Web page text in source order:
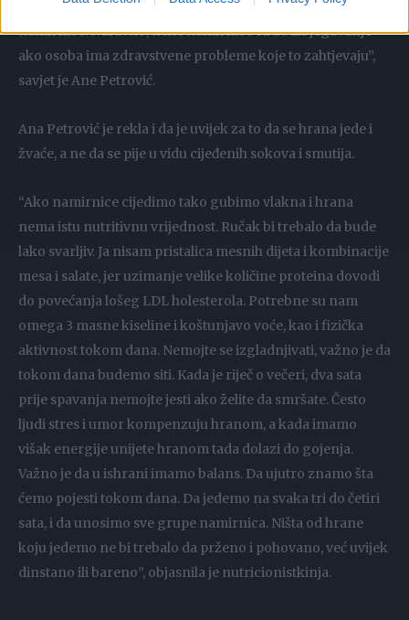
se može jesti ali umjereno i važno je pravilno kombinovati
namirnice. Naravno, neke namirnice su za izbjegavanje
ako osoba ima zdravstvene probleme koje to zahtjevaju”,
savjet je Ane Petrović.
Ana Petrović je rekla i da je uvijek za to da se hrana jede i
žvaće, a ne da se pije u vidu cijeđenih sokova i smutija.
“Ako namirnice cijedimo tako gubimo vlakna i hrana
nema istu nutritivnu vrijednost. Ručak bi trebalo da bude
lako svarljiv. Ja nisam pristalica mesnih dijeta i kombinacije
mesa i salate, jer uzimanje velike količine proteina dovodi
do povećanja lošeg LDL holesterola. Potrebne su nam
omega 3 masne kiseline i koštunjavo voće, kao i fizička
aktivnost tokom dana. Nemojte se izgladnjivati, važno je da
tokom dana budemo siti. Kada je riječ o večeri, dva sata
prije spavanja nemojte jesti ako želite da smršate. Često
ljudi stres i umor kompenzuju hranom, a kada imamo
višak energije unijete hranom tada dolazi do gojenja.
Važno je da u ishrani imamo balans. Da ujutro znamo šta
ćemo pojesti tokom dana. Da jedemo na svaka tri do četiri
sata, i da unosimo sve grupe namirnica. Ništa od hrane
koju jedemo ne bi trebalo da prženo i pohovano, već uvijek
dinstano ili bareno”, objasnila je nutricionistkinja.